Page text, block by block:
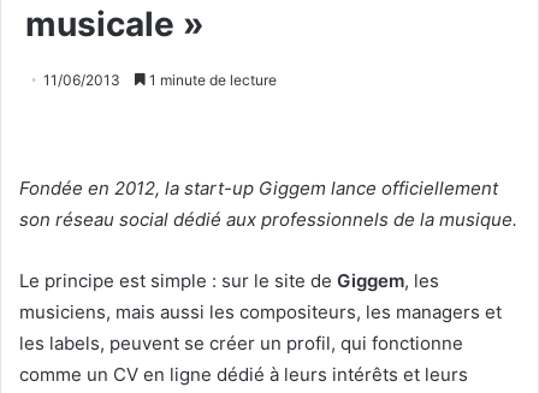
musicale »
11/06/2013 1 minute de lecture
Fondée en 2012, la start-up Giggem lance officiellement
son réseau social dédié aux professionnels de la musique.
Le principe est simple : sur le site de Giggem, les
musiciens, mais aussi les compositeurs, les managers et
les labels, peuvent se créer un profil, qui fonctionne
comme un CV en ligne dédié à leurs intérêts et leurs